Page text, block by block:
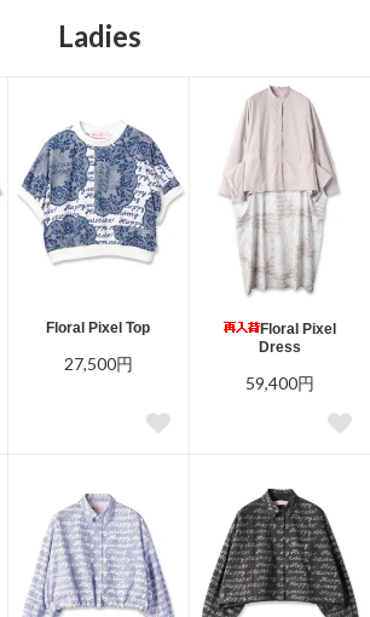
Ladies
Floral Pixel Top
27,500円
Floral Pixel
Dress
59,400円